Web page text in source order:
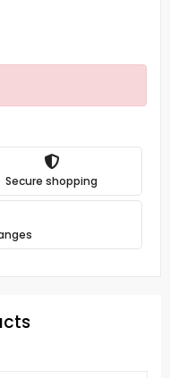
Secure shopping